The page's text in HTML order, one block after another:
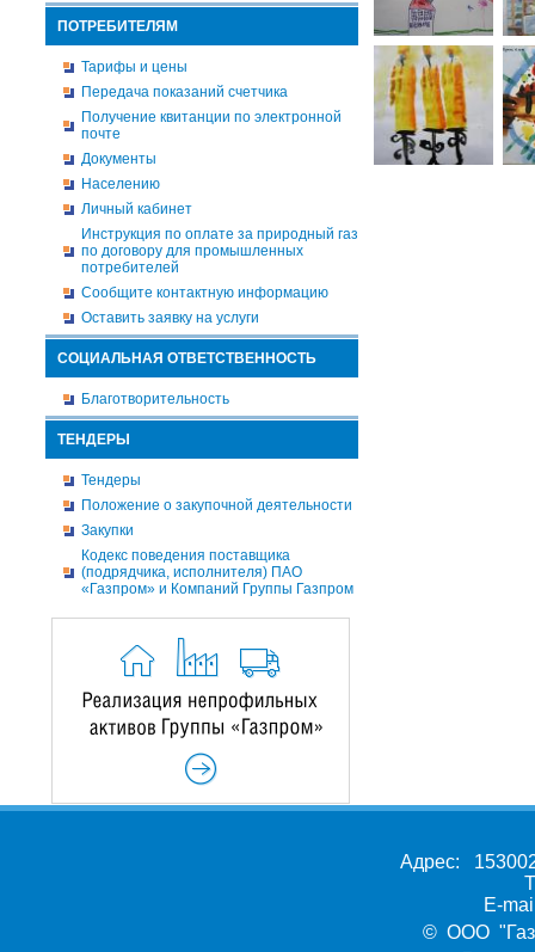
ПОТРЕБИТЕЛЯМ
Тарифы и цены
Передача показаний счетчика
Получение квитанции по электронной
почте
Документы
Населению
Личный кабинет
Инструкция по оплате за природный газ
по договору для промышленных
потребителей
Сообщите контактную информацию
Оставить заявку на услуги
СОЦИАЛЬНАЯ ОТВЕТСТВЕННОСТЬ
Благотворительность
ТЕНДЕРЫ
Тендеры
Положение о закупочной деятельности
Закупки
Кодекс поведения поставщика
(подрядчика, исполнителя) ПАО
«Газпром» и Компаний Группы Газпром
Адрес:
E-
© ООО